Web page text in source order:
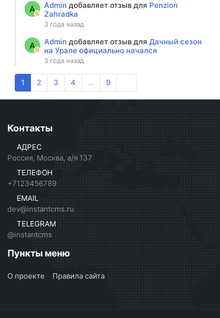
A Admin добавляет отзыв для Penzion
Zahradka
3 года назад
A Admin добавляет отзыв для Дачный сезон
на Урале официально начался
3 года назад
1 2 3 4 ... 9
Контакты
АДРЕС
Россия, Москва, а/я 137
ТЕЛЕФОН
+7123456789
EMAIL
dev@instantcms.ru
TELEGRAM
@instantcms
Пункты меню
О проекте Правила сайта